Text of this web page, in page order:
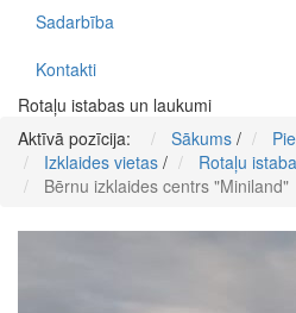
Sadarbība
Kontakti
Rotaļu istabas un laukumi
Aktīvā pozīcija:
Sākums /
Izklaides vietas / Rotaļu
Bērnu izklaides centrs "Miniland"